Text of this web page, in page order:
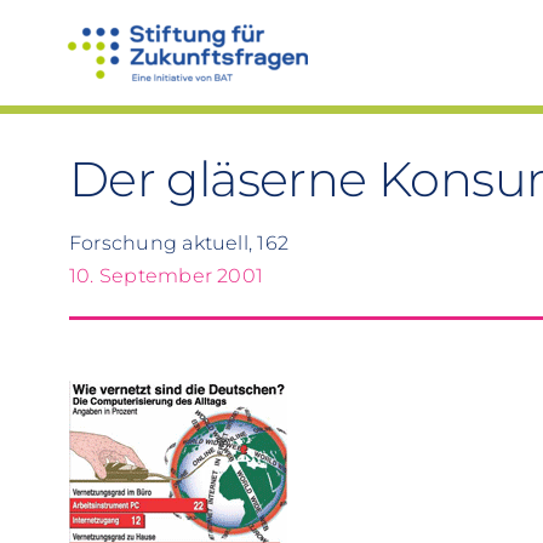
Der gläserne
Forschung aktuell, 162
10. September 2001